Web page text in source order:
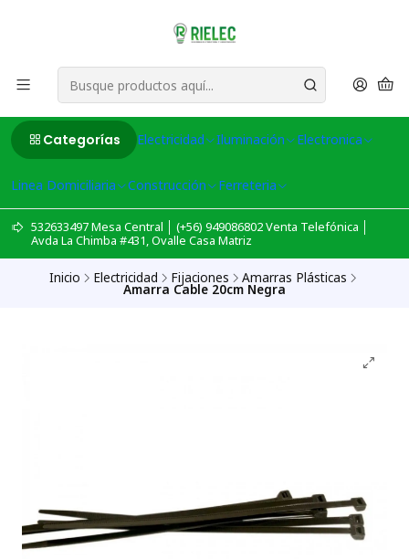
Categorías Electricidad Iluminación Electronica
Linea Domiciliaria Construcción Ferreteria
532633497 Mesa Central │ (+56) 949086802 Venta Telefónica │
Avda La Chimba #431, Ovalle Casa Matriz
Inicio Electricidad Fijaciones Amarras Plásticas
Amarra Cable 20cm Negra